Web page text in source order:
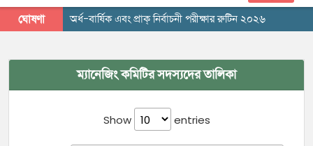
ঘোষণা অর্ধ-বার্ষিক এবং প্রাক্ নির্বাচনী পরীক্ষার রুটিন ২০২৬
ম্যানেজিং কমিটির সদস্যদের তালিকা
Show entries